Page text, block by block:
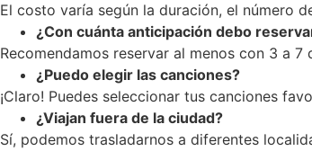
El costo varía según la duración, el número
¿Con cuánta anticipación debo
Recomendamos reservar al menos con 3 a
¿Puedo elegir las canciones?
¡Claro! Puedes seleccionar tus canciones
¿Viajan fuera de la ciudad?
Sí, podemos trasladarnos a diferentes